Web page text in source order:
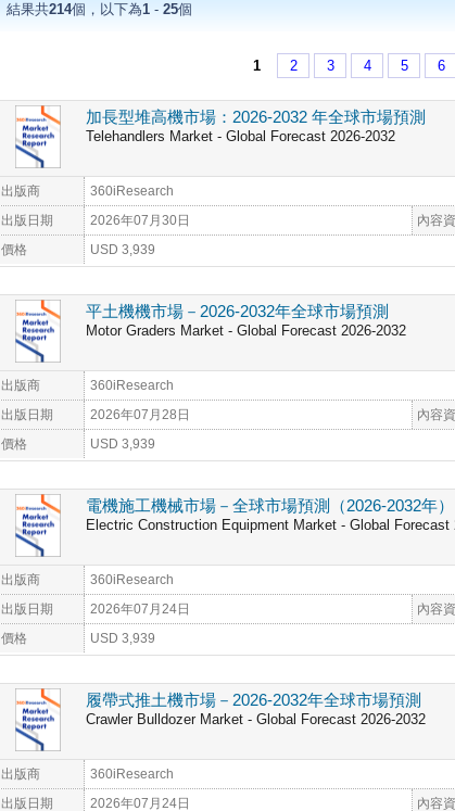
結果共214個，以下為1 - 25個
1 2 3 4 5 6
加長型堆高機市場：2026-2032 年全球市場預測
Telehandlers Market - Global Forecast 2026-2032
出版商 360iResearch
出版日期 2026年07月30日 內容
價格 USD 3,939
平土機機市場－2026-2032年全球市場預測
Motor Graders Market - Global Forecast 2026-2032
出版商 360iResearch
出版日期 2026年07月28日 內容
價格 USD 3,939
電機施工機械市場－全球市場預測（2026-2032年）
Electric Construction Equipment Market - Global Forecast
出版商 360iResearch
出版日期 2026年07月24日 內容
價格 USD 3,939
履帶式推土機市場－2026-2032年全球市場預測
Crawler Bulldozer Market - Global Forecast 2026-2032
出版商 360iResearch
出版日期 2026年07月24日 內容